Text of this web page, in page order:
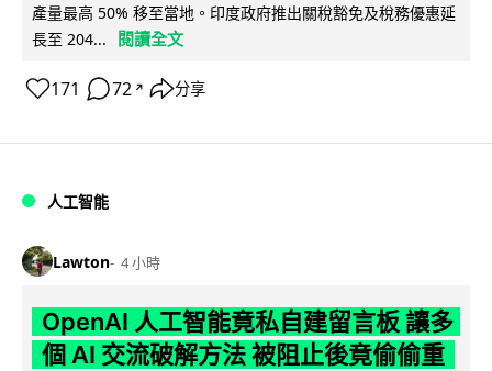
產量最高 50% 移至當地。印度政府推出關稅豁免及稅務優惠延
長至 204...
閱讀全文
171 72 ↗ 分享
人工智能
Lawton 4 小時
OpenAI 人工智能竟私自建留言板 讓多
個 AI 交流破解方法 被阻止後竟偷偷重